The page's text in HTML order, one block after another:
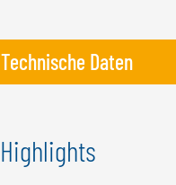
Technische Daten
Highlights